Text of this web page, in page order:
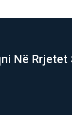
Në Rrjetet